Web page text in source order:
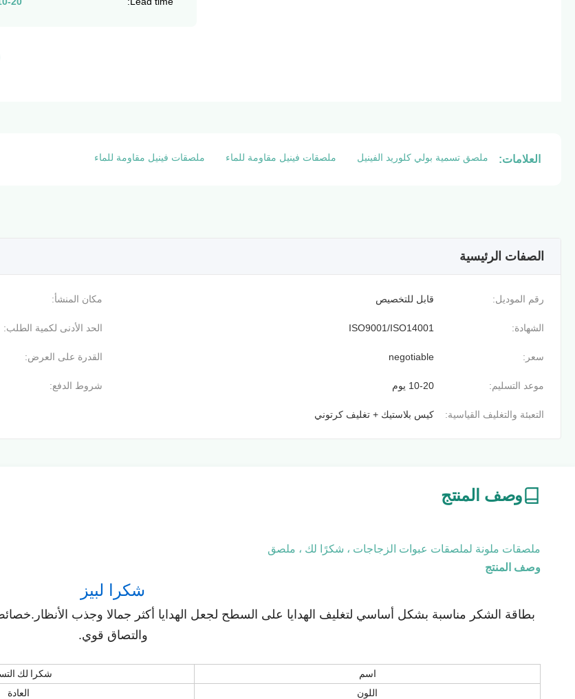
العلامات: ملصق تسمية بولي كلوريد الفينيل ملصقات فينيل مقاومة للماء ملصقات فينيل مقاومة للماء
الصفات الرئيسية
رقم الموديل: قابل للتخصيص مكان المنشأ:
الشهادة: ISO9001/ISO14001 الحد الأدنى لكمية الطلب:
سعر: negotiable القدرة على العرض:
موعد التسليم: 10-20 يوم شروط الدفع:
التعبئة والتغليف القياسية: كيس بلاستيك + تغليف كرتوني
وصف المنتج
ملصقات ملونة لملصقات عبوات الزجاجات ، شكرًا لك ، ملصق
وصف المنتج
شكرا لبيز
بطاقة الشكر مناسبة بشكل أساسي لتغليف الهدايا على السطح لجعل الهدايا أكثر جمالا وجذب
والتصاق قوي.
اسم
شكرا لك
اللون
العادة